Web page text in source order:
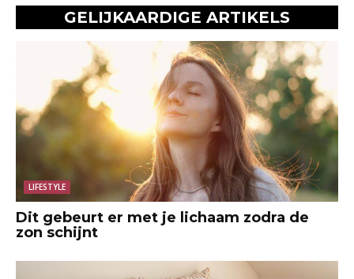
GELIJKAARDIGE ARTIKELS
LIFESTYLE
Dit gebeurt er met je lichaam zodra de
zon schijnt